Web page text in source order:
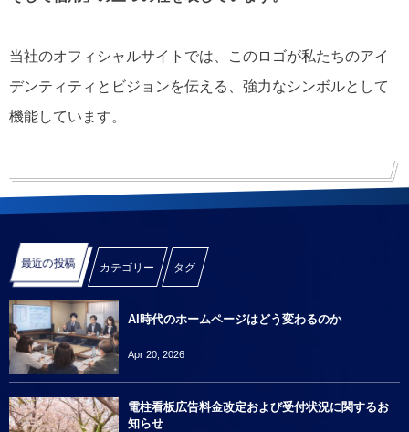
当社のオフィシャルサイトでは、このロゴが私たちのアイ
デンティティとビジョンを伝える、強力なシンボルとして
機能しています。
最近の投稿 カテゴリー タグ
AI時代のホームページはどう変わるのか
Apr 20, 2026
電柱看板広告料金改定および受付状況に関するお
知らせ